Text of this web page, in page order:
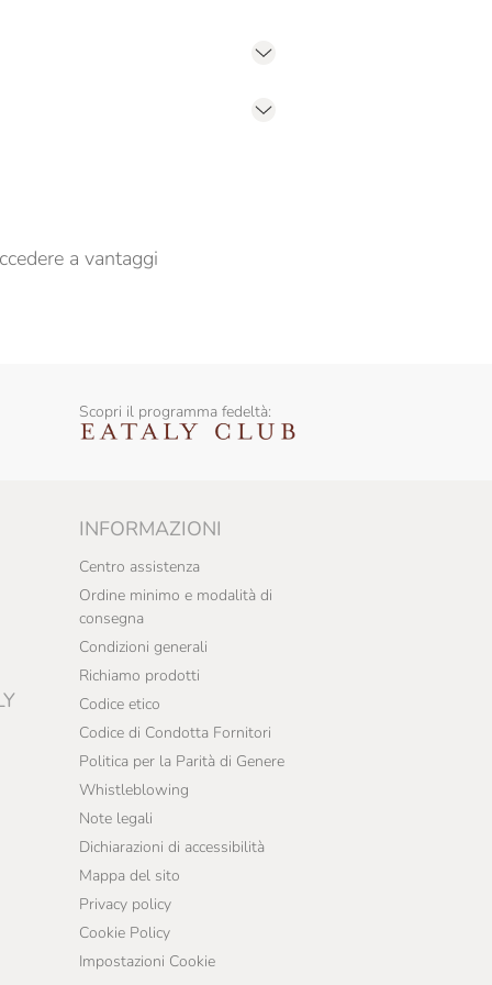
a vantaggi
Scopri il programma fedeltà:
INFORMAZIONI
Centro assistenza
Ordine minimo e modalità di
consegna
Condizioni generali
Richiamo prodotti
Codice etico
Codice di Condotta Fornitori
Politica per la Parità di Genere
Whistleblowing
Note legali
Dichiarazioni di accessibilità
Mappa del sito
Privacy policy
Cookie Policy
Impostazioni Cookie